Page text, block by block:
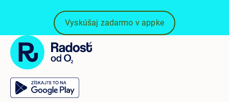
Vyskúšaj zadarmo v appke